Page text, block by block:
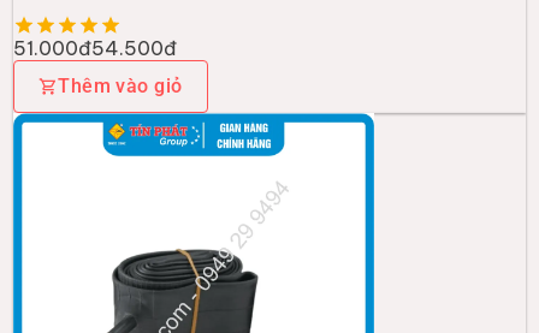
51.000đ54.500đ
Thêm vào giỏ